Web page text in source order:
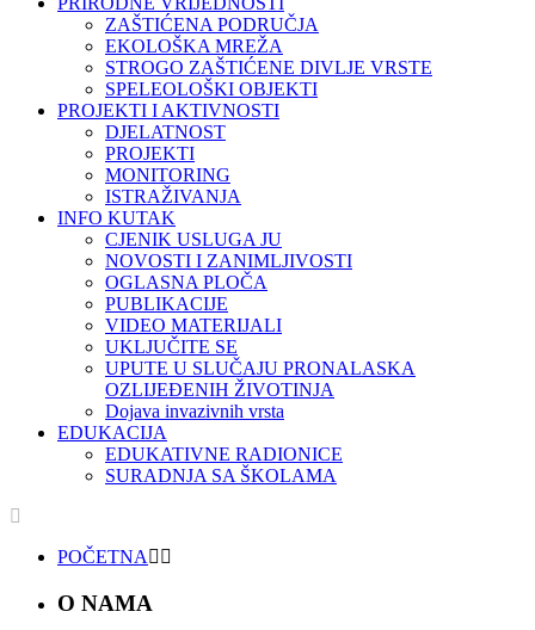
ZAŠTIĆENA PODRUČJA
EKOLOŠKA MREŽA
STROGO ZAŠTIĆENE DIVLJE VRSTE
SPELEOLOŠKI OBJEKTI
PROJEKTI I AKTIVNOSTI
DJELATNOST
PROJEKTI
MONITORING
ISTRAŽIVANJA
INFO KUTAK
CJENIK USLUGA JU
NOVOSTI I ZANIMLJIVOSTI
OGLASNA PLOČA
PUBLIKACIJE
VIDEO MATERIJALI
UKLJUČITE SE
UPUTE U SLUČAJU PRONALASKA
OZLIJEĐENIH ŽIVOTINJA
Dojava invazivnih vrsta
EDUKACIJA
EDUKATIVNE RADIONICE
SURADNJA SA ŠKOLAMA
POČETNA
O NAMA